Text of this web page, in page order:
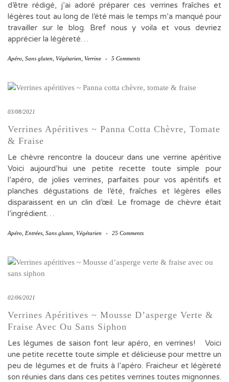
d’être rédigé, j’ai adoré préparer ces verrines fraîches et
légères tout au long de l’été mais le temps m’a manqué pour
travailler sur le blog. Bref nous y voila et vous devriez
apprécier la légèreté…
Apéro Sans gluten Végétarien Verrine - 5 Comments
03/08/2021
Verrines Apéritives ~ Panna Cotta Chèvre, Tomate
& Fraise
Le chèvre rencontre la douceur dans une verrine apéritive
Voici aujourd’hui une petite recette toute simple pour
l’apéro, de jolies verrines, parfaites pour vos apéritifs et
planches dégustations de l’été, fraîches et légères elles
disparaissent en un clin d’œil. Le fromage de chèvre était
l’ingrédient…
Apéro Entrées Sans gluten Végétarien - 25 Comments
02/06/2021
Verrines Apéritives ~ Mousse D’asperge Verte &
Fraise Avec Ou Sans Siphon
Les légumes de saison font leur apéro, en verrines! Voici
une petite recette toute simple et délicieuse pour mettre un
peu de légumes et de fruits à l’apéro. Fraicheur et légèreté
son réunies dans dans ces petites verrines toutes mignonnes.